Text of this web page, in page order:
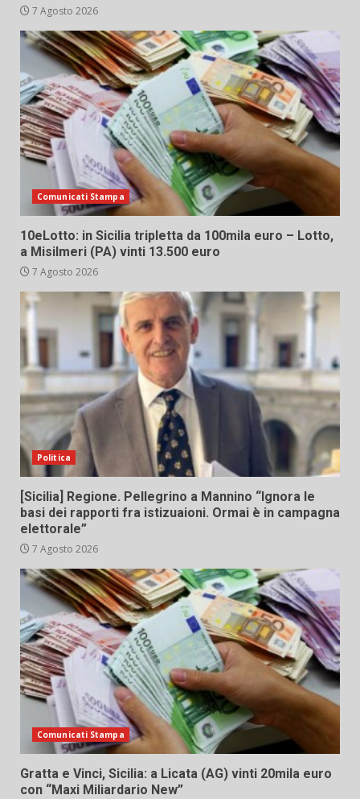
7 Agosto 2026
Comunicati Stampa
10eLotto: in Sicilia tripletta da 100mila euro – Lotto,
a Misilmeri (PA) vinti 13.500 euro
7 Agosto 2026
Politica
[Sicilia] Regione. Pellegrino a Mannino “Ignora le
basi dei rapporti fra istizuaioni. Ormai è in campagna
elettorale”
7 Agosto 2026
Comunicati Stampa
Gratta e Vinci, Sicilia: a Licata (AG) vinti 20mila euro
con “Maxi Miliardario New”